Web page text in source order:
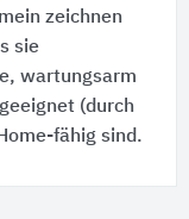
zeichnen
sie
wartungsarm
(durch
fähig sind.